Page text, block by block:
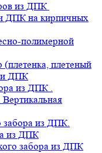
из ДПК
ДПК на кирпичных
полимерной
плетеный
ДПК
из ДПК .
забора из ДПК.
из ДПК
забора из ДПК